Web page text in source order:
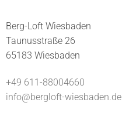
Berg-Loft Wiesbaden
Taunusstraße 26
65183 Wiesbaden
+49 611-88004660
info@bergloft-wiesbaden.de